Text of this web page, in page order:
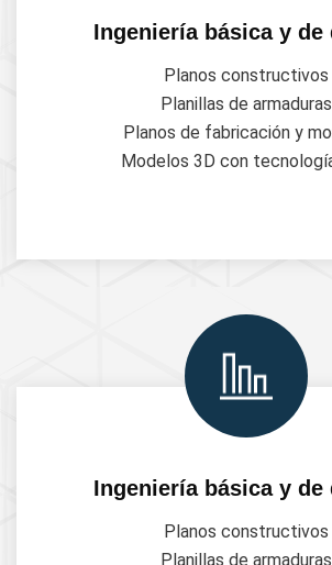
Ingeniería básica y de
Planos constructivos
Planillas de armaduras
Planos de fabricación y
Modelos 3D con
Ingeniería básica y de
Planos constructivos
Planillas de armaduras